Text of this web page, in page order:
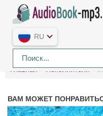
RU
Главная Исполнители